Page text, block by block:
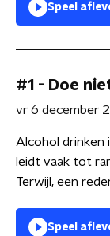
Speel
#1 - Doe
vr 6 december
Alcohol drinken
leidt vaak tot
Terwijl, een
Speel